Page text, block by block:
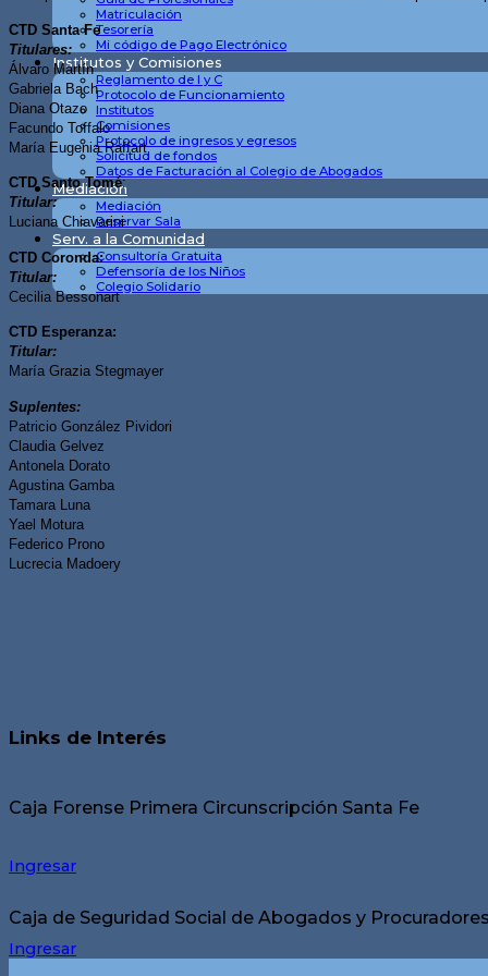
Matriculación
Tesorería
Mi código de Pago Electrónico
Institutos y Comisiones
Reglamento de I y C
Protocolo de Funcionamiento
Institutos
Comisiones
Protocolo de ingresos y egresos
Solicitud de fondos
Datos de Facturación al Colegio de Abogados
Mediación
Mediación
Reservar Sala
Serv. a la Comunidad
Consultoría Gratuita
Defensoría de los Niños
Colegio Solidario
CTD Santa Fe
Titulares:
Álvaro Martín
Gabriela Bach
Diana Otazo
Facundo Toffalo
María Eugenia Raffart
CTD Santo Tomé:
Titular:
Luciana Chiavarini
CTD Coronda:
Titular:
Cecilia Bessonart
CTD Esperanza:
Titular:
María Grazia Stegmayer
Suplentes:
Patricio González Pividori
Claudia Gelvez
Antonela Dorato
Agustina Gamba
Tamara Luna
Yael Motura
Federico Prono
Lucrecia Madoery
Links de Interés
Caja Forense Primera Circunscripción Santa Fe
Ingresar
Caja de Seguridad Social de Abogados y
Ingresar